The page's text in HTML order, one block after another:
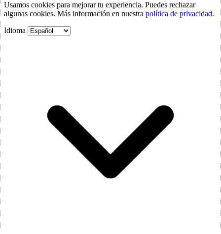
Usamos cookies para mejorar tu experiencia. Puedes rechazar
algunas cookies. Más información en nuestra política de privacidad.
Idioma